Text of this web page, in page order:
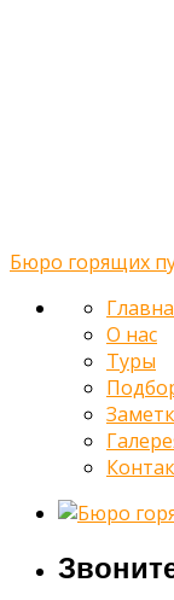
Бюро горящих
О нас
Туры